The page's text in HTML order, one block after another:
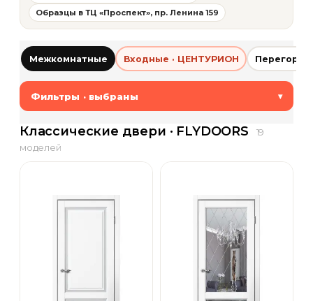
Образцы в ТЦ «Проспект», пр. Ленина 159
Межкомнатные Входные · ЦЕНТУРИОН
Фильтры · выбраны ▾
Классические двери · FLYDOORS
19
моделей